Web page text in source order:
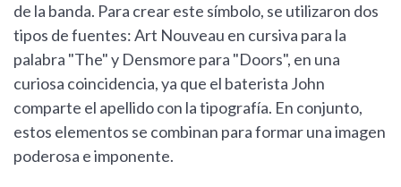
de la banda. Para crear este símbolo, se utilizaron dos
tipos de fuentes: Art Nouveau en cursiva para la
palabra "The" y Densmore para "Doors", en una
curiosa coincidencia, ya que el baterista John
comparte el apellido con la tipografía. En conjunto,
estos elementos se combinan para formar una imagen
poderosa e imponente.